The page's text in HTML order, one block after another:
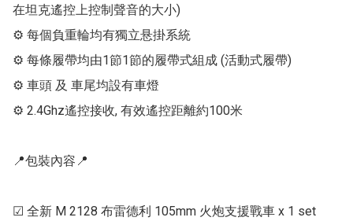
在坦克遙控上控制聲音的大小)
⚙ 每個負重輪均有獨立悬掛系統
⚙ 每條履帶均由1節1節的履帶式組成 (活動式履帶)
⚙ 車頭 及 車尾均設有車燈
⚙ 2.4Ghz遙控接收, 有效遙控距離約100米
📍包裝內容📍
☑ 全新 M 2128 布雷德利 105mm 火炮支援戰車 x 1 set